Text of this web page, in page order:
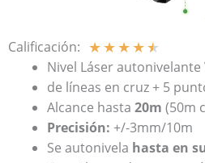
Calificación: ★★★★★
Nivel Láser autonivelante
de líneas en cruz + 5
Alcance hasta 20m (50m
Precisión: +/-3mm/10m
Se autonivela hasta en